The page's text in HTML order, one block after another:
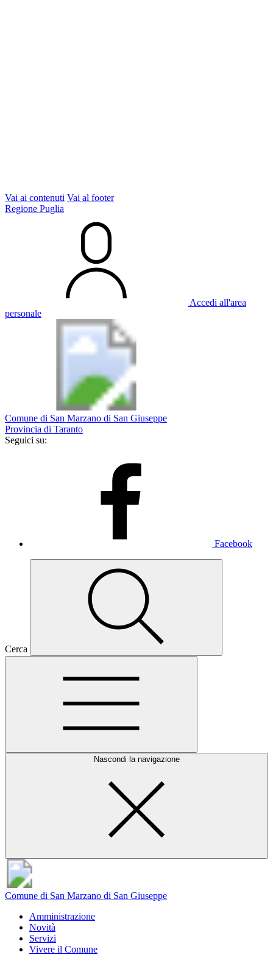
Vai ai contenuti Vai al footer
Regione Puglia
Accedi all'area
personale
Comune di San Marzano di San Giuseppe
Provincia di Taranto
Seguici su:
Facebook
Cerca
Nascondi la navigazione
Comune di San Marzano di San Giuseppe
Amministrazione
Novità
Servizi
Vivere il Comune